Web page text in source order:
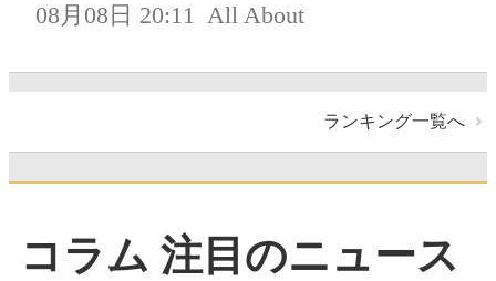
08月08日 20:11 All About
ランキング一覧へ
コラム 注目のニュース